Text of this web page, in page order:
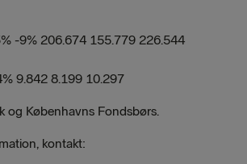
-9% 206.674 155.779 226.544
9.842 8.199 10.297
og Københavns Fondsbørs.
kontakt: